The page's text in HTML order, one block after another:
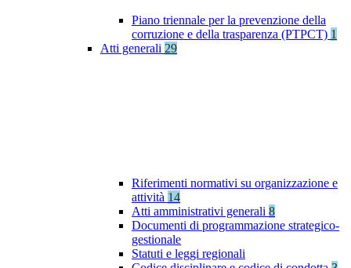
Piano triennale per la prevenzione della
corruzione e della trasparenza (PTPCT) 1
Atti generali 29
Riferimenti normativi su organizzazione e
attività 14
Atti amministrativi generali 8
Documenti di programmazione strategico-
gestionale
Statuti e leggi regionali